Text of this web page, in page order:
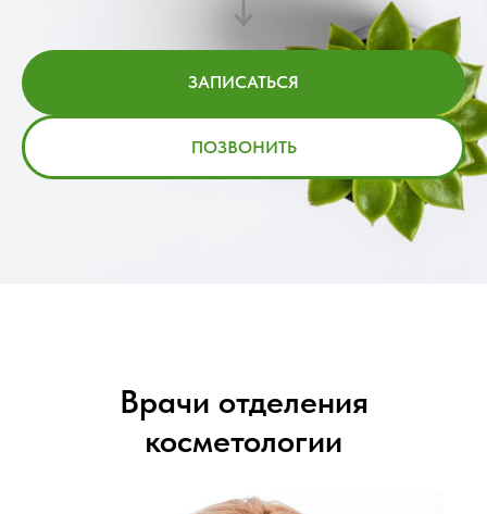
ЗАПИСАТЬСЯ
ПОЗВОНИТЬ
Врачи отделения
косметологии